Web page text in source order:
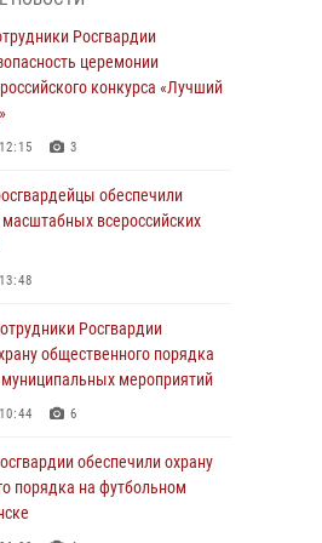
выполнили в полном объёме
общественного порядка в
для Мордовии праздника
08:48 5
и личный состав
летию канонизации Фёдора
08:14
повредившего
07:03
отреагировали
15:04
Росгвардии
церемонии
конкурса «Лучший
3
обеспечили
масштабных всероссийских
Росгвардии
общественного порядка
мероприятий
6
обеспечили охрану
порядка на футбольном